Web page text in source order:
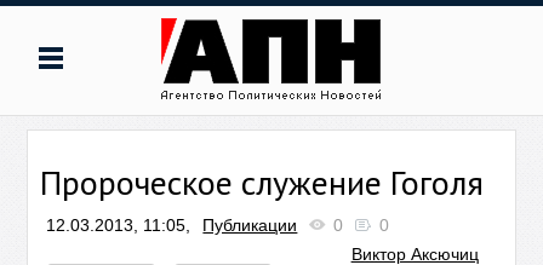
Пророческое служение Гоголя
12.03.2013, 11:05, Публикации 0
0
Виктор Аксючиц